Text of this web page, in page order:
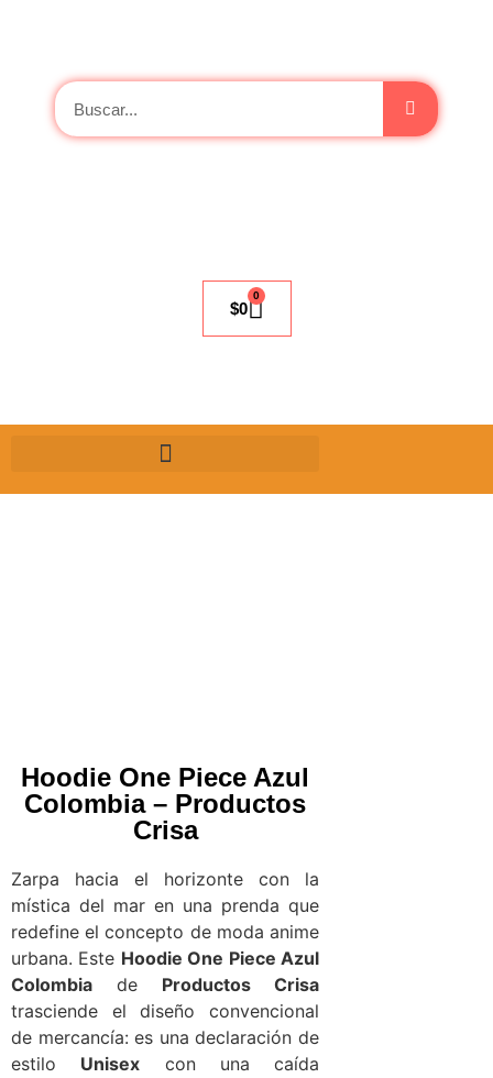
$0
0
Hoodie One Piece Azul
Colombia – Productos
Crisa
Zarpa hacia el horizonte con la
mística del mar en una prenda que
redefine el concepto de moda anime
urbana. Este Hoodie One Piece Azul
Colombia de Productos Crisa
trasciende el diseño convencional
de mercancía: es una declaración de
estilo Unisex con una caída